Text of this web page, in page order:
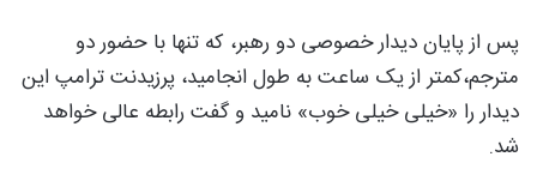
پس از پایان دیدار خصوصی دو رهبر، که تنها با حضور دو
مترجم،‌کمتر از یک ساعت به طول انجامید، پرزیدنت ترامپ این
دیدار را «خیلی خیلی خوب» نامید و گفت رابطه عالی خواهد
شد.